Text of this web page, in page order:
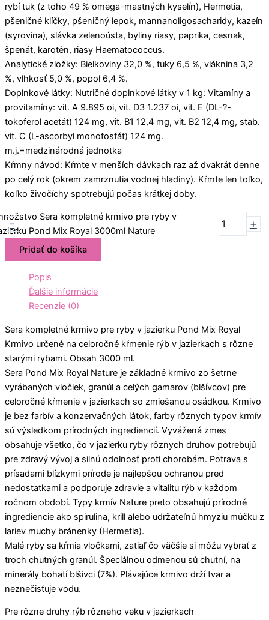
rybí tuk (z toho 49 % omega-mastných kyselín), Hermetia,
pšeničné klíčky, pšeničný lepok, mannanoligosacharidy, kazeín
(syrovina), slávka zelenoústa, byliny riasy, paprika, cesnak,
špenát, karotén, riasy Haematococcus.
Analytické zložky: Bielkoviny 32,0 %, tuky 6,5 %, vláknina 3,2
%, vlhkosť 5,0 %, popol 6,4 %.
Doplnkové látky: Nutričné doplnkové látky v 1 kg: Vitamíny a
provitamíny: vit. A 9.895 oi, vit. D3 1.237 oi, vit. E (DL-?-
tokoferol acetát) 124 mg, vit. B1 12,4 mg, vit. B2 12,4 mg, stab.
vit. C (L-ascorbyl monofosfát) 124 mg.
m.j.=medzinárodná jednotka
Kŕmny návod: Kŕmte v menších dávkach raz až dvakrát denne
po celý rok (okrem zamrznutia vodnej hladiny). Kŕmte len toľko,
koľko živočíchy spotrebujú počas krátkej doby.
-
Sera kompletné krmivo pre ryby v
Pond Mix Royal 3000ml Nature
+
Pridať do košíka
Popis
Ďalšie informácie
Recenzie (0)
Sera kompletné krmivo pre ryby v jazierku Pond Mix Royal
Krmivo určené na celoročné kŕmenie rýb v jazierkach s rôzne
starými rybami. Obsah 3000 ml.
Sera Pond Mix Royal Nature je základné krmivo zo šetrne
vyrábaných vločiek, granúl a celých gamarov (blšívcov) pre
celoročné kŕmenie v jazierkach so zmiešanou osádkou. Krmivo
je bez farbív a konzervačných látok, farby rôznych typov krmív
sú výsledkom prírodných ingrediencií. Vyvážená zmes
obsahuje všetko, čo v jazierku ryby rôznych druhov potrebujú
pre zdravý vývoj a silnú odolnosť proti chorobám. Potrava s
prísadami blízkymi prírode je najlepšou ochranou pred
nedostatkami a podporuje zdravie a vitalitu rýb v každom
ročnom období. Typy krmív Nature preto obsahujú prírodné
ingrediencie ako spirulina, krill alebo udržateľnú hmyziu múčku z
lariev muchy bránenky (Hermetia).
Malé ryby sa kŕmia vločkami, zatiaľ čo väčšie si môžu vybrať z
troch chutných granúl. Špeciálnou odmenou sú chutní, na
minerály bohatí blšivci (7%). Plávajúce krmivo drží tvar a
neznečisťuje vodu.
Pre rôzne druhy rýb rôzneho veku v jazierkach